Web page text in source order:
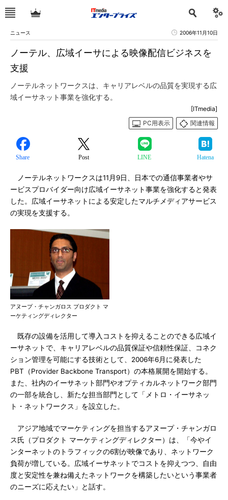
ニュース 2006年11月10日
ノーテル、広域イーサによる映像配信ビジネスを
支援
ノーテルネットワークスは、キャリアレベルの品質を実現する広
域イーサネット事業を強化する。
[ITmedia]
PC用表示
関連情報
Share Post LINE Hatena
ノーテルネットワークスは11月9日、日本での通信事業者やサ
ービスプロバイダー向け広域イーサネット事業を強化すると発表
した。広域イーサネットによる安定したマルチメディアサービス
の実現を支援する。
アヌープ・チャンガロス プロダクト マ
ーケティングディレクター
既存の設備を活用して導入コストを抑えることのできる広域イ
ーサネットで、キャリアレベルの品質保証や信頼性保証、コネク
ション管理を可能にする技術として、2006年6月に発表した
PBT（Provider Backbone Transport）の本格展開を開始する。
また、社内のイーサネット部門やオプティカルネットワーク部門
の一部を統合し、新たな担当部門として「メトロ・イーサネッ
ト・ネットワークス」を設立した。
アジア地域でマーケティングを担当するアヌープ・チャンガロ
ス氏（プロダクト マーケティングディレクター）は、「今やイ
ンターネットのトラフィックの6割が映像であり、ネットワーク
負荷が増している。広域イーサネットでコストを抑えつつ、自由
度と安定性を兼ね備えたネットワークを構築したいという事業者
のニーズに応えたい」と話す。